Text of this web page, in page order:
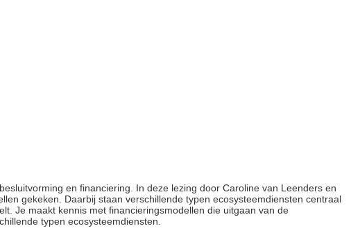
en financiering. In deze lezing door Caroline van Leenders en
gekeken. Daarbij staan verschillende typen ecosysteemdiensten centraal
Je maakt kennis met financieringsmodellen die uitgaan van de
typen ecosysteemdiensten.